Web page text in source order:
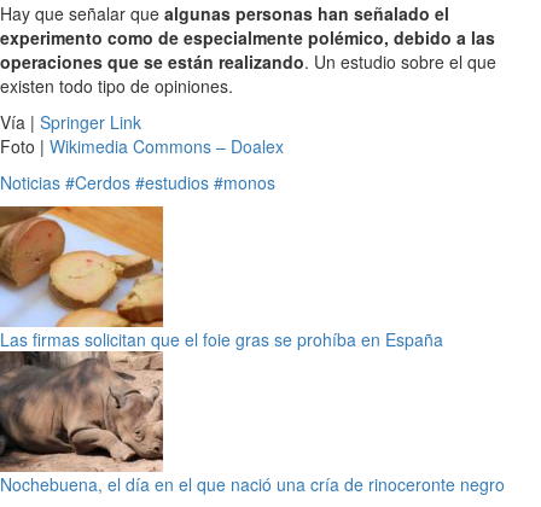
Hay que señalar que algunas personas han señalado el
experimento como de especialmente polémico, debido a las
operaciones que se están realizando. Un estudio sobre el que
existen todo tipo de opiniones.
Vía | Springer Link
Foto | Wikimedia Commons – Doalex
Noticias #Cerdos #estudios #monos
Las firmas solicitan que el foie gras se prohíba en España
Nochebuena, el día en el que nació una cría de rinoceronte negro